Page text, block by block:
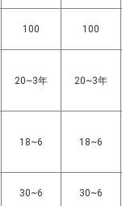
100 100
20~3年 20~3年
18~6 18~6
30~6 30~6